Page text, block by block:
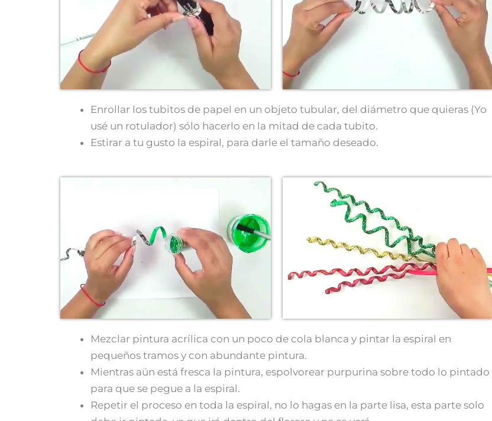
Enrollar los tubitos de papel en un objeto tubular, del diámetro que quieras (Yo
usé un rotulador) sólo hacerlo en la mitad de cada tubito.
Estirar a tu gusto la espiral, para darle el tamaño deseado.
Mezclar pintura acrílica con un poco de cola blanca y pintar la espiral en
pequeños tramos y con abundante pintura.
Mientras aún está fresca la pintura, espolvorear purpurina sobre todo lo pintado
para que se pegue a la espiral.
Repetir el proceso en toda la espiral, no lo hagas en la parte lisa, esta parte solo